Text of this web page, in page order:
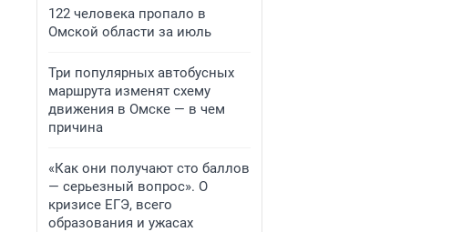
122 человека пропало в
Омской области за июль
Три популярных автобусных
маршрута изменят схему
движения в Омске — в чем
причина
«Как они получают сто баллов
— серьезный вопрос». О
кризисе ЕГЭ, всего
образования и ужасах